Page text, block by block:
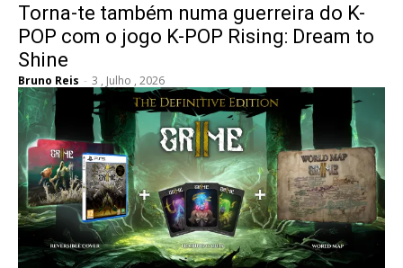
Torna-te também numa guerreira do K-
POP com o jogo K-POP Rising: Dream to
Shine
Bruno Reis - 3 , Julho , 2026